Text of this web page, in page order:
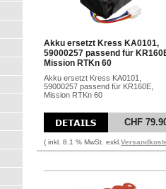
Akku ersetzt Kress KA0101,
59000257 passend für
Mission RTKn 60
Akku ersetzt Kress KA0101,
59000257 passend für KR160E,
Mission RTKn 60
CHF
( inkl. 8.1 % MwSt. exkl.